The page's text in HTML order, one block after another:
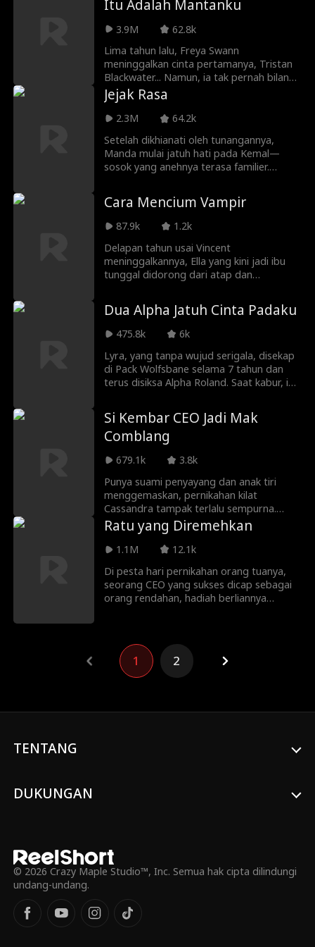
arrogant ex, Carl. This time, she’s
determined to reclaim all the dignity she
lost.
Trent, seorang miliarder yang sedang
koma setelah kecelakaan mobil yang
hampir merenggut nyawanya. Namun, tak
lama kemudian, Samuel Trent yang
terkenal itu akan terbangun dari komanya
dan menemukan bahwa dia bertunangan
dengan seorang asing yang sama sekali
tidak dikenalnya
Itu Adalah Mantanku
3.9M
62.8k
Lima tahun lalu, Freya Swann
meninggalkan cinta pertamanya, Tristan
Blackwater... Namun, ia tak pernah bilang
bahwa ia mengandung anaknya! Kini
Tristan kembali ke kerajaan sebagai
pahlawan pembantai naga dan Freya
Freya akhirnya mengungkap kebenaran
pada Tristan?
Jejak Rasa
2.3M
64.2k
Setelah dikhianati oleh tunangannya,
Manda mulai jatuh hati pada Kemal—
sosok yang anehnya terasa familier.
tantangan baru yang berniat memisahkan
mereka berdua.
Cara Mencium Vampir
87.9k
1.2k
Delapan tahun usai Vincent
meninggalkannya, Ella yang kini jadi ibu
tunggal didorong dari atap dan
Saat terbangun, Vincent ada di sisinya. Ia
mengelak sebagai si pria bertopeng, tapi
memaksa Ella tinggal bersamanya demi
berlindung dari incaran musuh. Kenapa
pria yang menghancurkan hatinya kini
berlagak jadi pahlawan? Dan kenapa dia
tampak... bukan manusia biasa? Bisakah
Dua Alpha Jatuh Cinta Padaku
475.8k
6k
Lyra, yang tanpa wujud serigala, disekap
di Pack Wolfsbane selama 7 tahun dan
terus disiksa Alpha Roland. Saat kabur, ia
hamil anaknya. Alfred menyelamatkan
Lyra dari Roland dan membawanya
kembali ke kelompoknya. Demi
melindunginya, mereka membuat kontrak
Luna Palsu.
Si Kembar CEO Jadi Mak
Comblang
679.1k
3.8k
Punya suami penyayang dan anak tiri
menggemaskan, pernikahan kilat
Cassandra tampak terlalu sempurna.
Namun, akankah masa lalunya yang kelam
menghantuinya kembali? Lalu, kenapa
anak-anak itu terasa begitu familier?
Ratu yang Diremehkan
1.1M
12.1k
Di pesta hari pernikahan orang tuanya,
seorang CEO yang sukses dicap sebagai
orang rendahan, hadiah berliannya
1 2
TENTANG
DUKUNGAN
© 2026 Crazy Maple Studio™, Inc. Semua hak cipta dilindungi
undang-undang.